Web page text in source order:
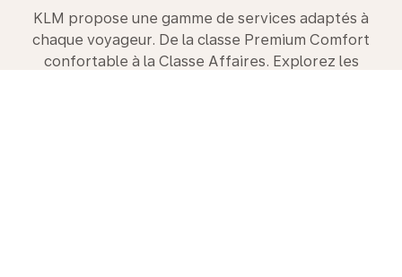
KLM propose une gamme de services adaptés à
chaque voyageur. De la classe Premium Comfort
confortable à la Classe Affaires. Explorez les